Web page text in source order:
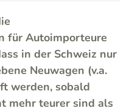
für Autoimporteure
in der Schweiz nur
Neuwagen (v.a.
werden, sobald
mehr teurer sind als